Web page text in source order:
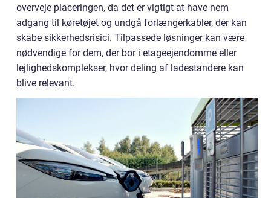
overveje placeringen, da det er vigtigt at have nem
adgang til køretøjet og undgå forlængerkabler, der kan
skabe sikkerhedsrisici. Tilpassede løsninger kan være
nødvendige for dem, der bor i etageejendomme eller
lejlighedskomplekser, hvor deling af ladestandere kan
blive relevant.